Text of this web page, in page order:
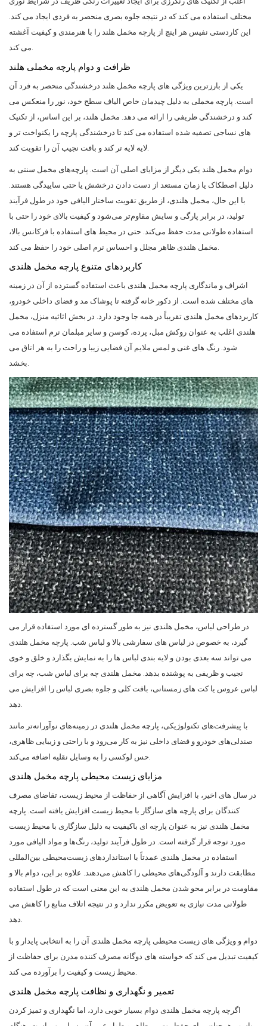
مختلف استفاده می کند که در نتیجه جلوه بصری منحصر به فردی ایجاد می کند.
این کاردستی نفیس هر اینچ از پارچه مخمل هلند را با هنرمندی و کیفیت آغشته
می کند.
ظرافت و دوام پارچه مخملی هلند
یکی از بارزترین ویژگی های پارچه مخمل هلند درخشندگی منحصر به فرد آن
است. پارچه مخملی به دلیل چیدمان خاص الیاف سطح خود، نور را منعکس می
کند و درخشندگی ظریفی را ارائه می دهد. مخمل هلند، بر این اساس، از تکنیک
های نساجی تصفیه شده استفاده می کند تا درخشندگی پارچه را یکنواخت تر و
لایه لایه تر کند و بافت نجیب آن را تقویت کند.
دوام مخمل هلند یکی دیگر از مزایای اصلی آن است. پارچه‌های مخمل سنتی به
دلیل اصطکاک یا زمان مستعد از دست دادن درخشش یا حتی ساییدگی هستند.
با این حال، مخمل هلندی، از طریق تقویت ساختار الیافی خود در طول فرآیند
تولید، در برابر پارگی و سایش مقاوم‌تر می‌شود و کیفیت بالای خود را حتی با
استفاده طولانی مدت حفظ می‌کند. حتی در محیط های استفاده با فرکانس بالا،
مخمل هلندی ظاهر مجلل و احساس نرم اصلی خود را حفظ می کند.
کاربردهای متنوع پارچه مخمل هلندی
اشراف و ماندگاری پارچه مخمل هلندی باعث استفاده گسترده از آن در زمینه
های مختلف شده است. از دکور خانه گرفته تا پوشاک مد و فضای داخلی خودرو،
کاربردهای مخمل هلندی تقریباً در همه جا وجود دارد. در بخش اثاثیه منزل، مخمل
هلندی اغلب به عنوان روکش مبل، پرده، کوسن و سایر مبلمان نرم استفاده می
شود. رنگ های غنی و لمس ملایم آن فضایی زیبا و راحت را به هر اتاق می
بخشد.
در طراحی لباس، مخمل هلندی نیز به طور گسترده ای مورد استفاده قرار می
گیرد، به خصوص در لباس های سفارشی بالا و لباس شب. پارچه مخمل هلندی
می تواند سه بعدی بودن و لایه بندی لباس ها را به نمایش بگذارد و خلق و خوی
نجیب و ظریفی به پوشنده بدهد. مخمل هلندی چه برای لباس شب، چه برای
لباس عروس یا کت های زمستانی، بافت کلی و جلوه بصری لباس را افزایش می
دهد.
با پیشرفت‌های تکنولوژیکی، پارچه مخمل هلندی در زمینه‌های نوآورانه‌تر مانند
صندلی‌های خودرو و فضای داخلی نیز به کار می‌رود و با راحتی و زیبایی ظاهری،
حس لوکسی را به وسایل نقلیه اضافه می‌کند.
مزایای زیست محیطی پارچه مخمل هلندی
در سال های اخیر، با افزایش آگاهی از حفاظت از محیط زیست، تقاضای مصرف
کنندگان برای پارچه های سازگار با محیط زیست افزایش یافته است. پارچه
مخمل هلندی نیز به عنوان پارچه ای باکیفیت به دلیل سازگاری با محیط زیست
مورد توجه قرار گرفته است. در طول فرآیند تولید، رنگ‌ها و مواد الیافی مورد
استفاده در مخمل هلندی عمدتاً با استانداردهای زیست‌محیطی بین‌المللی
مطابقت دارند و آلودگی‌های محیطی را کاهش می‌دهند. علاوه بر این، دوام بالا و
مقاومت در برابر محو شدن مخمل هلندی به این معنی است که در طول استفاده
طولانی مدت نیازی به تعویض مکرر ندارد و در نتیجه اتلاف منابع را کاهش می
دهد.
دوام و ویژگی های زیست محیطی پارچه مخمل هلندی آن را به انتخابی پایدار و با
کیفیت تبدیل می کند که خواسته های دوگانه مصرف کننده مدرن برای حفاظت از
محیط زیست و کیفیت را برآورده می کند.
تعمیر و نگهداری و نظافت پارچه مخمل هلندی
اگرچه پارچه مخمل هلندی دوام بسیار خوبی دارد، اما نگهداری و تمیز کردن